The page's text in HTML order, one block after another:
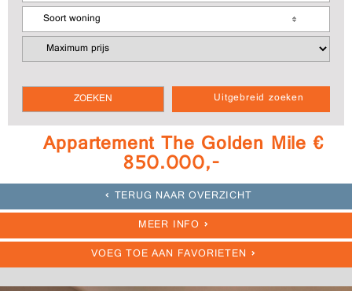
Uitgebreid zoeken
Soort woning
Appartement The Golden Mile €
850.000,-
TERUG NAAR OVERZICHT
MEER INFO
VOEG TOE AAN FAVORIETEN